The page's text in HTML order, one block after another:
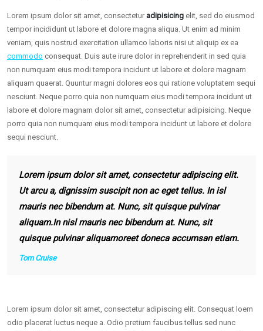
Lorem ipsum dolor sit amet, consectetur adipisicing elit, sed do eiusmod
tempor incididunt ut labore et dolore magna aliqua. Ut enim ad minim
veniam, quis nostrud exercitation ullamco laboris nisi ut aliquip ex ea
commodo consequat. Duis aute irure dolor in reprehenderit in sed quia
non numquam eius modi tempora incidunt ut labore et dolore magnam
aliquam quaerat. Quuntur magni dolores eos qui ratione voluptatem sequi
nesciunt. Neque porro quia non numquam eius modi tempora incidunt ut
labore et dolore magnam dolor sit amet, consectetur adipisicing. Neque
porro quia non numquam eius modi tempora incidunt ut labore et dolore
sequi nesciunt.
Lorem ipsum dolor sit amet, consectetur adipiscing elit.
Ut arcu a, dignissim suscipit non ac eget tellus. In isl
mauris nec bibendum at. Nunc, sit quisque pulvinar
aliquam.In nisl mauris nec bibendum at. Nunc, sit
quisque pulvinar aliquamoreet doneca accumsan etiam.
Tom Cruise
Lorem ipsum dolor sit amet, consectetur adipiscing elit. Consequat loem
odio placerat luctus neque a. Odio pretium faucibus tellus sed nunc